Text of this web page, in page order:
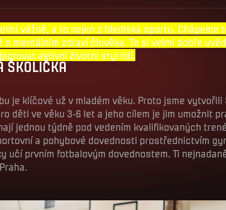
vážně, a to nejen z hlediska sportu.
mentálním zdraví člověka. To si velmi dobře
aktivní životní styl lidí.
ŠKOLIČKA
je klíčové už v mladém věku. Proto jsme
děti ve věku 3-6 let a jeho cílem je jim umožnit
jednou týdně pod vedením kvalifikovaných
a pohybové dovednosti prostřednictvím
učí prvním fotbalovým dovednostem. Ti